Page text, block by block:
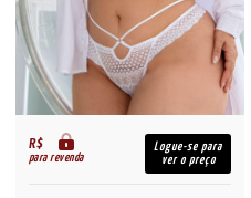
R$
para revenda
Logue-se para
ver o preço